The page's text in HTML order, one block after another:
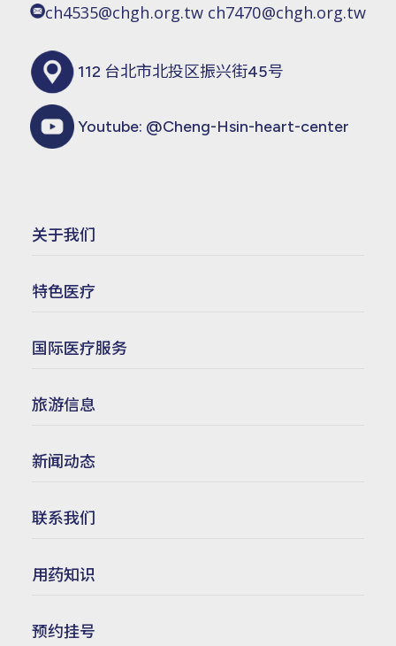
ch4535@chgh.org.tw ch7470@chgh.org.tw
112 台北市北投区振兴街45号
Youtube: @Cheng-Hsin-heart-center
关于我们
特色医疗
国际医疗服务
旅游信息
新闻动态
联系我们
用药知识
预约挂号